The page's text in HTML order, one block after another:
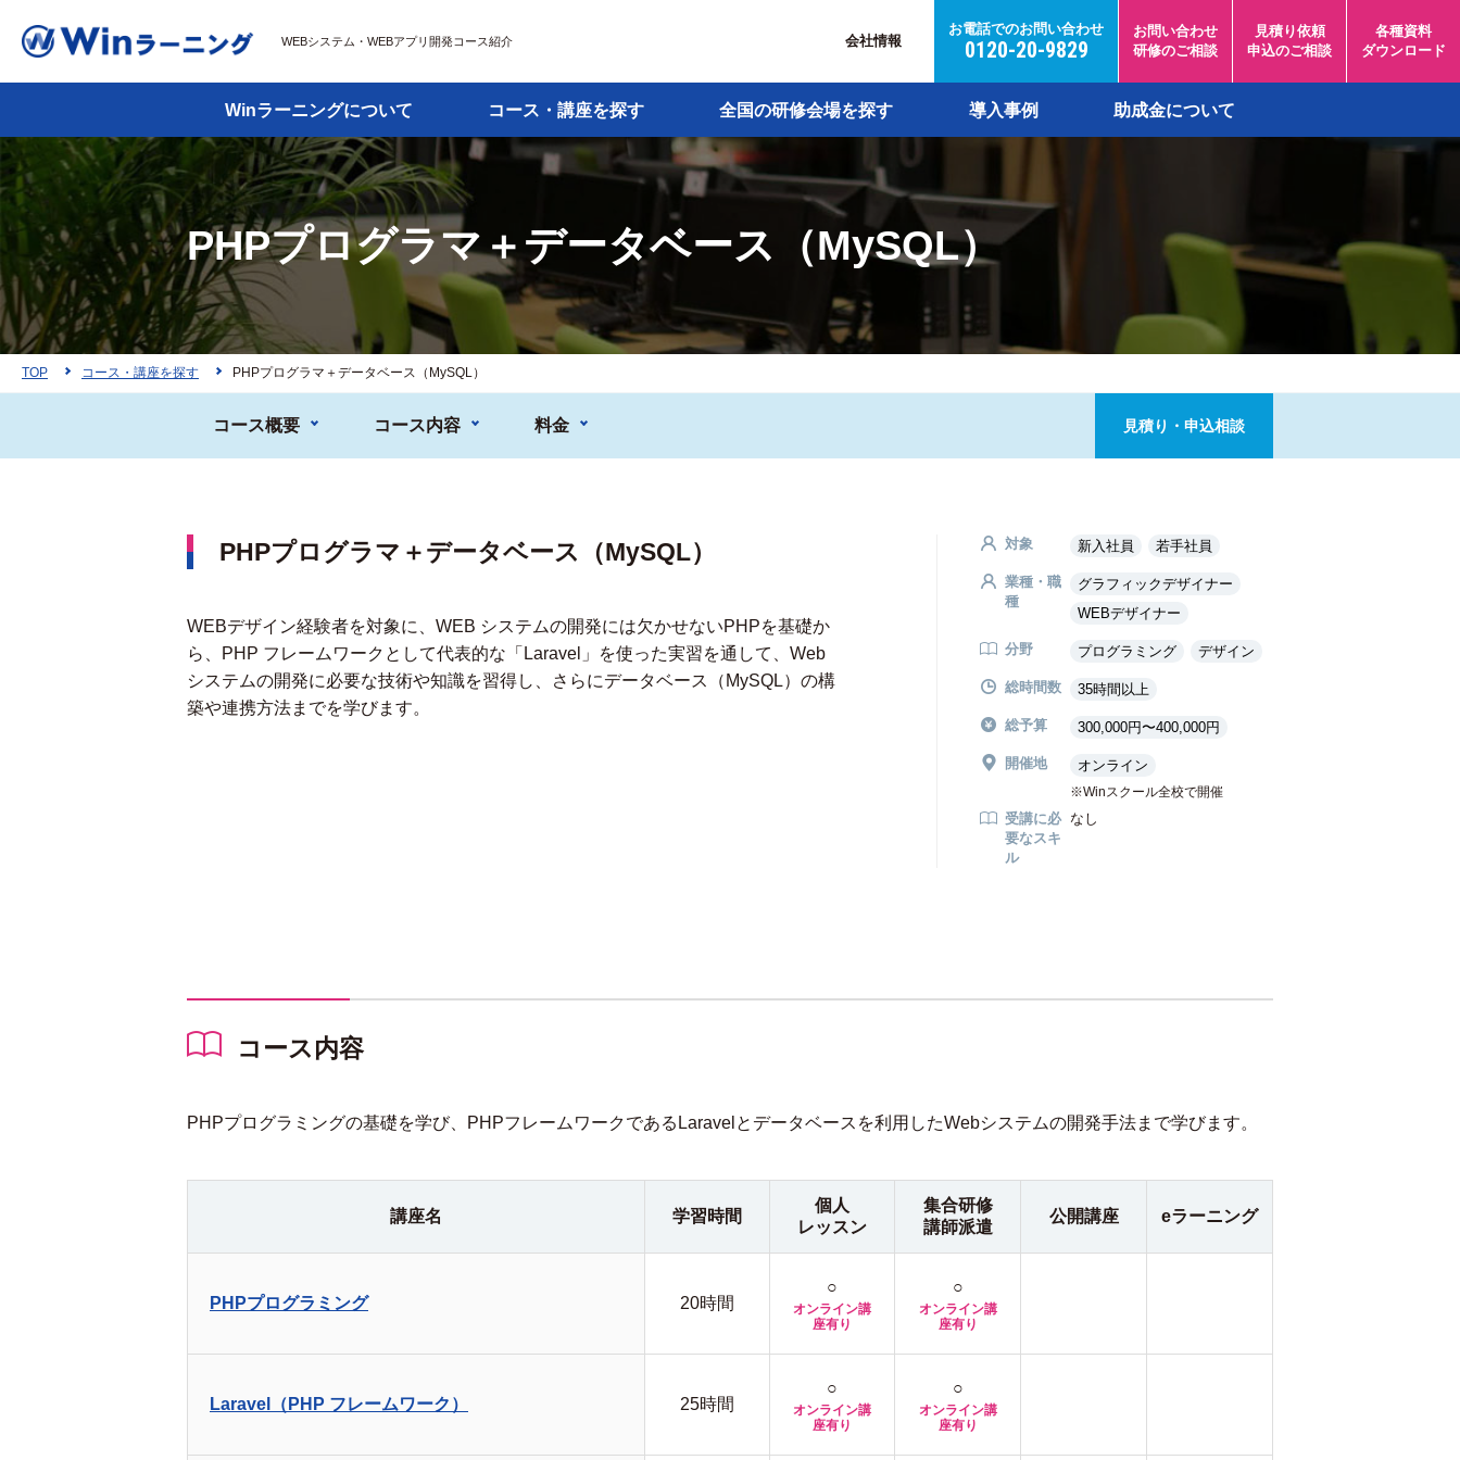
WEBシステム・WEBアプリ開発コース紹介 会社情報
お電話でのお問い合わせ
0120-20-9829
お問い合わせ
研修のご相談
見積り依頼
申込のご相談
各種資料
ダウンロード
Winラーニングについて コース・講座を探す 全国の研修会場を探す 導入事例 助成金について
PHPプログラマ＋データベース（MySQL）
TOP コース・講座を探す PHPプログラマ＋データベース（MySQL）
コース概要 コース内容 料金 見積り・申込相談
PHPプログラマ＋データベース（MySQL）
WEBデザイン経験者を対象に、WEB システムの開発には欠かせないPHPを基礎か
ら、PHP フレームワークとして代表的な「Laravel」を使った実習を通して、Web
システムの開発に必要な技術や知識を習得し、さらにデータベース（MySQL）の構
築や連携方法までを学びます。
対象 新入社員 若手社員
業種・職
種
グラフィックデザイナー
WEBデザイナー
分野 プログラミング デザイン
総時間数 35時間以上
総予算 300,000円〜400,000円
開催地 オンライン
Winスクール全校で開催
受講に必
要なスキ
ル
なし
コース内容
PHPプログラミングの基礎を学び、PHPフレームワークであるLaravelとデータベースを利用したWebシステムの開発手法まで学びます。
講座名 学習時間
個人
レッスン
集合研修
講師派遣
公開講座 eラーニング
PHPプログラミング 20時間
○
オンライン講
座有り
○
オンライン講
座有り
Laravel（PHP フレームワーク） 25時間
○
オンライン講
座有り
○
オンライン講
座有り